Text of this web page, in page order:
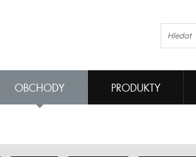
OBCHODY PRODUKTY